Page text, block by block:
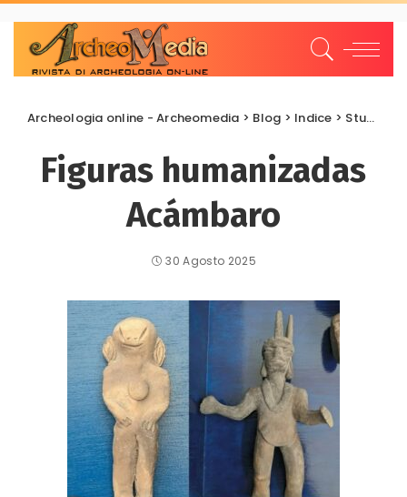
Archeologia online - Archeomedia > Blog > Indice > Studi e Ricerche
Figuras humanizadas
Acámbaro
30 Agosto 2025